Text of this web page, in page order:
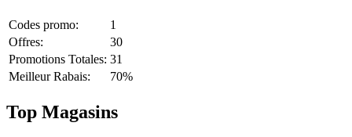
Codes promo:
1
Offres:
30
Promotions Totales: 31
Meilleur Rabais:
70%
Top Magasins